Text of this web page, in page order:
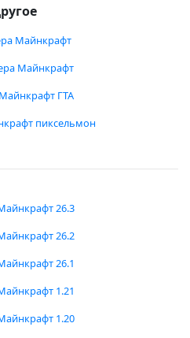
Майнкрафт
Майнкрафт
ГТА
пиксельмон
26.3
26.2
26.1
1.21
1.20